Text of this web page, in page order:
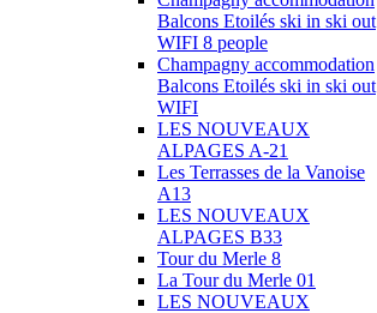
Balcons Etoilés ski in ski out
WIFI 8 people
Champagny accommodation
Balcons Etoilés ski in ski out
WIFI
LES NOUVEAUX
ALPAGES A-21
Les Terrasses de la Vanoise
A13
LES NOUVEAUX
ALPAGES B33
Tour du Merle 8
La Tour du Merle 01
LES NOUVEAUX